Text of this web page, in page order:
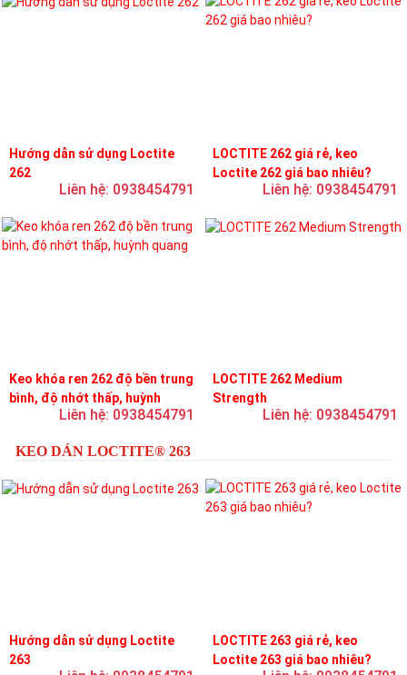
Hướng dẫn sử dụng Loctite
262
Liên hệ: 0938454791
LOCTITE 262 giá rẻ, keo
Loctite 262 giá bao nhiêu?
Liên hệ: 0938454791
Keo khóa ren 262 độ bền trung
bình, độ nhớt thấp, huỳnh
Liên hệ: 0938454791
LOCTITE 262 Medium
Strength
Liên hệ: 0938454791
KEO DÁN LOCTITE® 263
Hướng dẫn sử dụng Loctite
263
LOCTITE 263 giá rẻ, keo
Loctite 263 giá bao nhiêu?